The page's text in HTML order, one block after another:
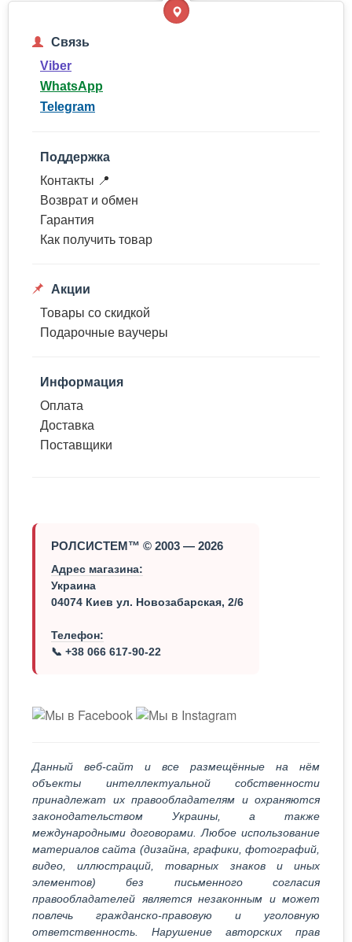
Связь
Viber
WhatsApp
Telegram
Поддержка
Контакты 📍
Возврат и обмен
Гарантия
Как получить товар
Акции
Товары со скидкой
Подарочные ваучеры
Информация
Оплата
Доставка
Поставщики
РОЛСИСТЕМ™ © 2003 — 2026
Адрес магазина:
Украина
04074 Киев ул. Новозабарская, 2/6
Телефон:
📞 +38 066 617-90-22
Данный веб-сайт и все размещённые на нём
объекты интеллектуальной собственности
принадлежат их правообладателям и охраняются
законодательством Украины, а также
международными договорами. Любое использование
материалов сайта (дизайна, графики, фотографий,
видео, иллюстраций, товарных знаков и иных
элементов) без письменного согласия
правообладателей является незаконным и может
повлечь гражданско-правовую и уголовную
ответственность. Нарушение авторских прав